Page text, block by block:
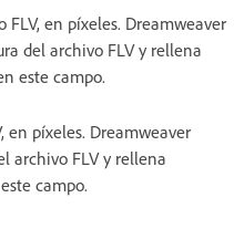
FLV, en píxeles. Dreamweaver
del archivo FLV y rellena
este campo.
en píxeles. Dreamweaver
archivo FLV y rellena
campo.